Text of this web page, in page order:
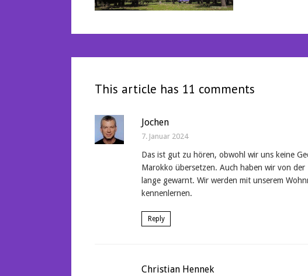
This article has 11 comments
Jochen
7. Januar 2024
Das ist gut zu hören, obwohl wir uns keine
Marokko übersetzen. Auch haben wir von
lange gewarnt. Wir werden mit unserem
kennenlernen.
Reply
Christian Hennek